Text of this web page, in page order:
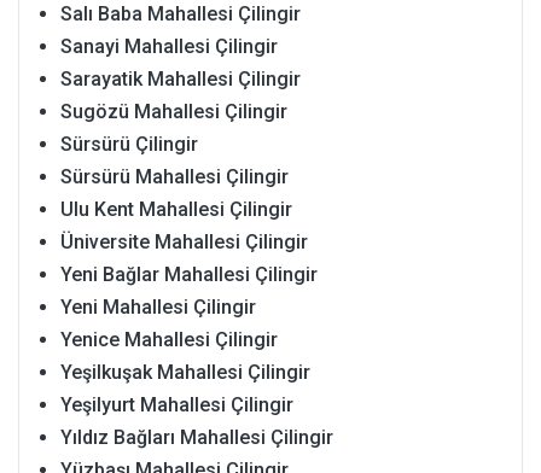
Salı Baba Mahallesi Çilingir
Sanayi Mahallesi Çilingir
Sarayatik Mahallesi Çilingir
Sugözü Mahallesi Çilingir
Sürsürü Çilingir
Sürsürü Mahallesi Çilingir
Ulu Kent Mahallesi Çilingir
Üniversite Mahallesi Çilingir
Yeni Bağlar Mahallesi Çilingir
Yeni Mahallesi Çilingir
Yenice Mahallesi Çilingir
Yeşilkuşak Mahallesi Çilingir
Yeşilyurt Mahallesi Çilingir
Yıldız Bağları Mahallesi Çilingir